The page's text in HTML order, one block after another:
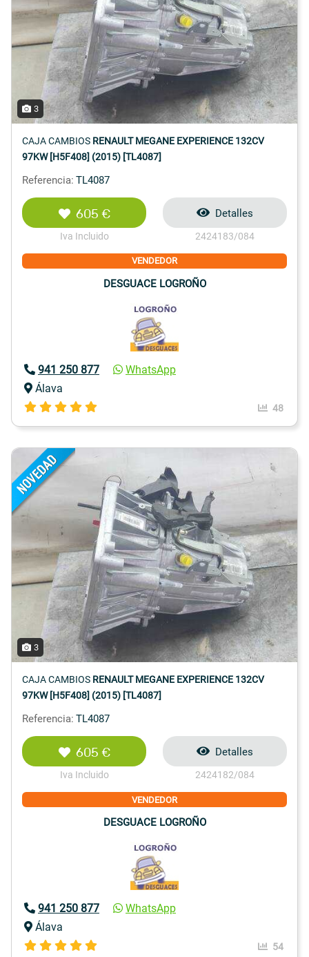
3
CAJA CAMBIOS RENAULT MEGANE EXPERIENCE 132CV
97KW [H5F408] (2015) [TL4087]
Referencia: TL4087
605 €
Iva Incluido
Detalles
2424183/084
VENDEDOR
DESGUACE LOGROÑO
941 250 877
WhatsApp
Álava
48
3
CAJA CAMBIOS RENAULT MEGANE EXPERIENCE 132CV
97KW [H5F408] (2015) [TL4087]
Referencia: TL4087
605 €
Iva Incluido
Detalles
2424182/084
VENDEDOR
DESGUACE LOGROÑO
941 250 877
WhatsApp
Álava
54